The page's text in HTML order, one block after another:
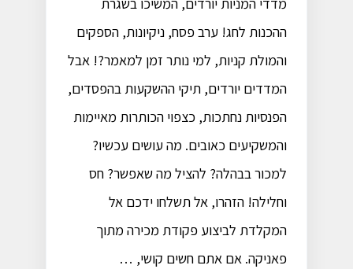
ההכנות לחג! ערב פסח, ניקיונות, הספקים
והמולת קניות, למי נותר זמן למאמר?! אבל
המדדים יורדים, תיקי ההשקעות בהפסדים,
הפנסיות נחתכות, כצפוי הכותרות מאיימות
והמשקיעים כאובים. מה עושים עכשיו?
למכור בבהלה? להציל מה שאפשר? חס
וחלילה! הזהרו, אל תשלחו ידכם אל
המקלדת לביצוע פקודת מכירה מתוך
פאניקה. אם אתם חשים קושי, …